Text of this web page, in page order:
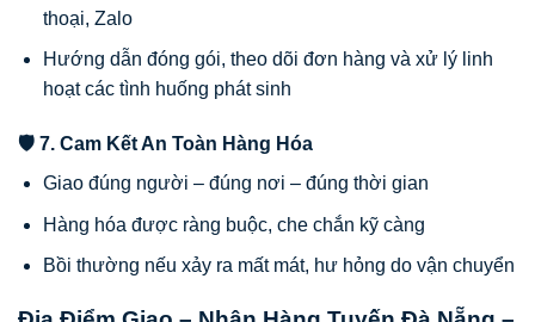
thoại, Zalo
Hướng dẫn đóng gói, theo dõi đơn hàng và xử lý linh
hoạt các tình huống phát sinh
🛡 7. Cam Kết An Toàn Hàng Hóa
Giao đúng người – đúng nơi – đúng thời gian
Hàng hóa được ràng buộc, che chắn kỹ càng
Bồi thường nếu xảy ra mất mát, hư hỏng do vận chuyển